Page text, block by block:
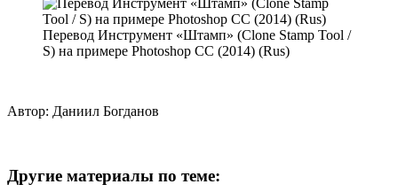
Перевод Инструмент «Штамп» (Clone Stamp Tool /
S) на примере Photoshop CC (2014) (Rus)
Автор: Даниил Богданов
Другие материалы по теме: